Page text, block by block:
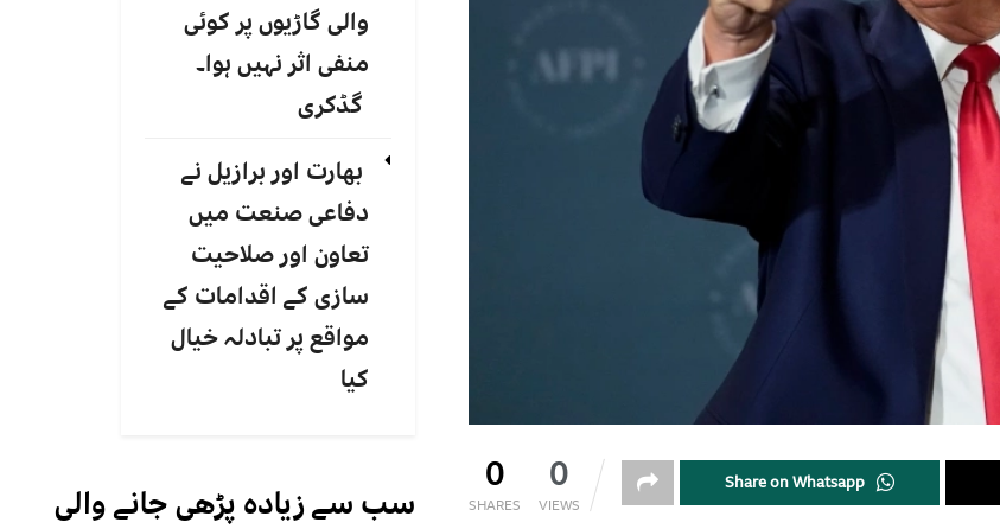
0
SHARES
0
VIEWS
Share on Whatsapp
والی گاڑیوں پر کوئی
منفی اثر نہیں ہوا۔
گڈکری
بھارت اور برازیل نے
دفاعی صنعت میں
تعاون اور صلاحیت
سازی کے اقدامات کے
مواقع پر تبادلہ خیال
کیا
سب سے زیادہ پڑھی جانے والی